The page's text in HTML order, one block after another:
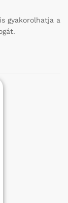
gyakorolhatja a